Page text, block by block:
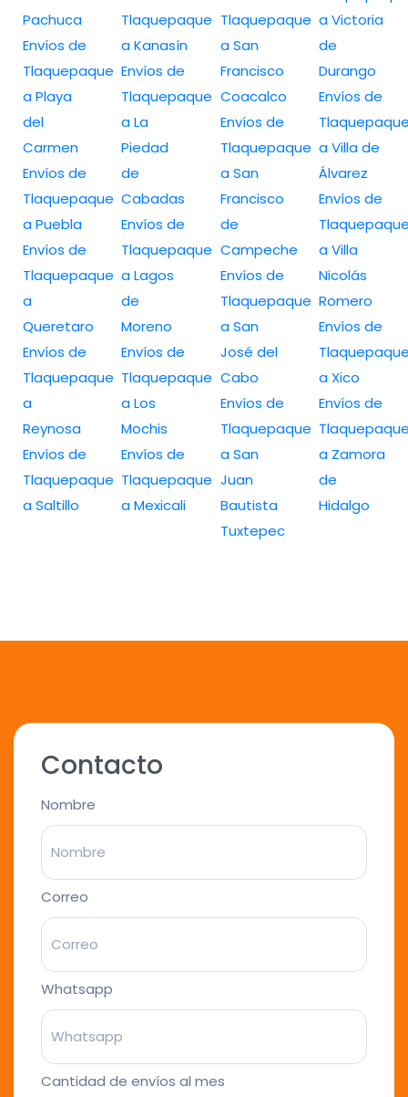
Pachuca
Envíos de
Tlaquepaque
a Playa
del
Carmen
Envíos de
Tlaquepaque
a Puebla
Envíos de
Tlaquepaque
a
Queretaro
Envíos de
Tlaquepaque
a
Reynosa
Envíos de
Tlaquepaque
a Saltillo
Tlaquepaque
a Kanasín
Envíos de
Tlaquepaque
a La
Piedad
de
Cabadas
Envíos de
Tlaquepaque
a Lagos
de
Moreno
Envíos de
Tlaquepaque
a Los
Mochis
Envíos de
Tlaquepaque
a Mexicali
Tlaquepaque
a San
Francisco
Coacalco
Envíos de
Tlaquepaque
a San
Francisco
de
Campeche
Envíos de
Tlaquepaque
a San
José del
Cabo
Envíos de
Tlaquepaque
a San
Juan
Bautista
Tuxtepec
a Victoria
de
Durango
Envíos de
a Villa de
Álvarez
Envíos de
a Villa
Nicolás
Romero
Envíos de
a Xico
Envíos de
a Zamora
de
Hidalgo
Contacto
Nombre
Correo
Whatsapp
Cantidad de envíos al mes